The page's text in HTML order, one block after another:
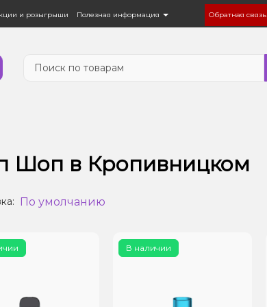
и розыгрыши Полезная информация Обратная связь
Шоп в Кропивницком
По умолчанию
В наличии